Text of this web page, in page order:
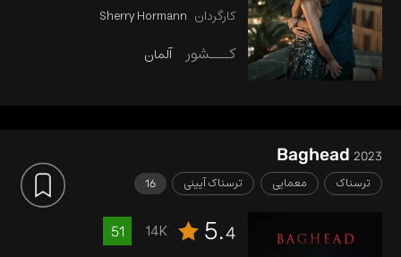
کارگردان Sherry Hormann
کـــشور آلمان
Baghead2023
ترسناک معمایی ترسناک آیینی 16
5.4
14K
51